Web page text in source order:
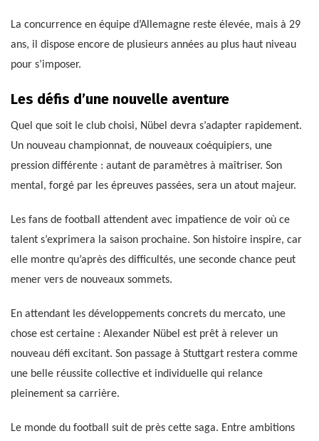
La concurrence en équipe d’Allemagne reste élevée, mais à 29
ans, il dispose encore de plusieurs années au plus haut niveau
pour s’imposer.
Les défis d’une nouvelle aventure
Quel que soit le club choisi, Nübel devra s’adapter rapidement.
Un nouveau championnat, de nouveaux coéquipiers, une
pression différente : autant de paramètres à maîtriser. Son
mental, forgé par les épreuves passées, sera un atout majeur.
Les fans de football attendent avec impatience de voir où ce
talent s’exprimera la saison prochaine. Son histoire inspire, car
elle montre qu’après des difficultés, une seconde chance peut
mener vers de nouveaux sommets.
En attendant les développements concrets du mercato, une
chose est certaine : Alexander Nübel est prêt à relever un
nouveau défi excitant. Son passage à Stuttgart restera comme
une belle réussite collective et individuelle qui relance
pleinement sa carrière.
Le monde du football suit de près cette saga. Entre ambitions